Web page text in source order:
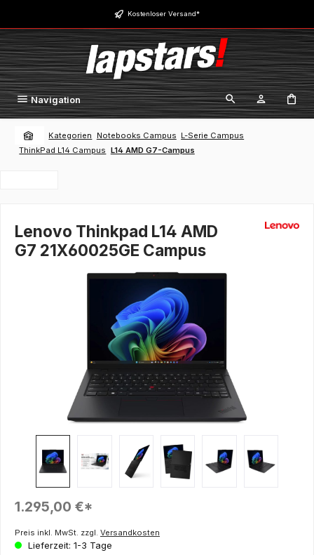
Zum Hauptinhalt springen Kostenloser Versand*
Navigation
Kategorien Notebooks Campus L-Serie Campus
ThinkPad L14 Campus L14 AMD G7-Campus
Lenovo Thinkpad L14 AMD
G7 21X60025GE Campus
Bildergalerie überspringen
Regulärer Preis:
1.295,00 €*
Preis inkl. MwSt. zzgl. Versandkosten
Lieferzeit: 1-3 Tage